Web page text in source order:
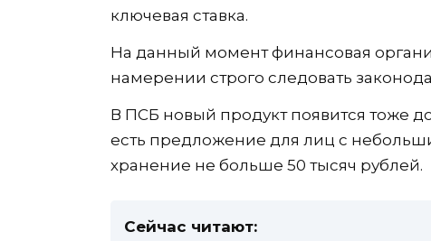
ключевая ставка.
На данный момент финансовая
намерении строго следовать
В ПСБ новый продукт появится тоже
есть предложение для лиц с
хранение не больше 50 тысяч рублей.
Сейчас читают: